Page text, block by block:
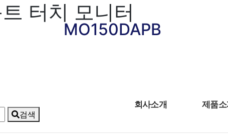
터치 모니터
회사소개 제품소
검색
MO150DAPB